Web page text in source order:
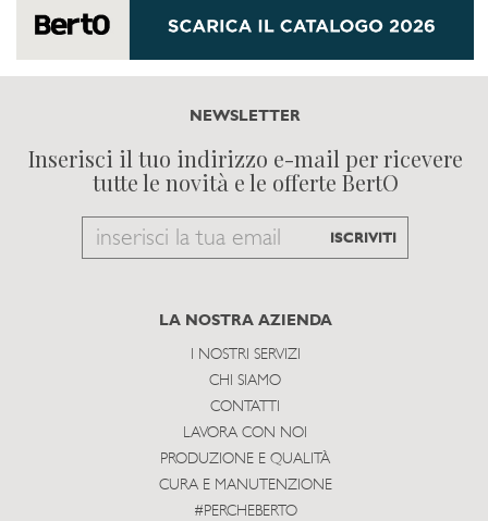
NEWSLETTER
Inserisci il tuo indirizzo e-mail per ricevere
tutte le novità e le offerte BertO
Email
subscribe
ISCRIVITI
LA NOSTRA AZIENDA
I NOSTRI SERVIZI
CHI SIAMO
CONTATTI
LAVORA CON NOI
PRODUZIONE E QUALITÀ
CURA E MANUTENZIONE
#PERCHEBERTO